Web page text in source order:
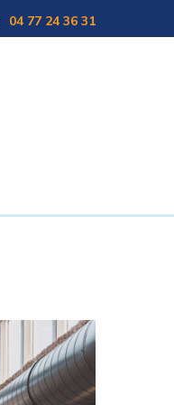
04 77 24 36 31